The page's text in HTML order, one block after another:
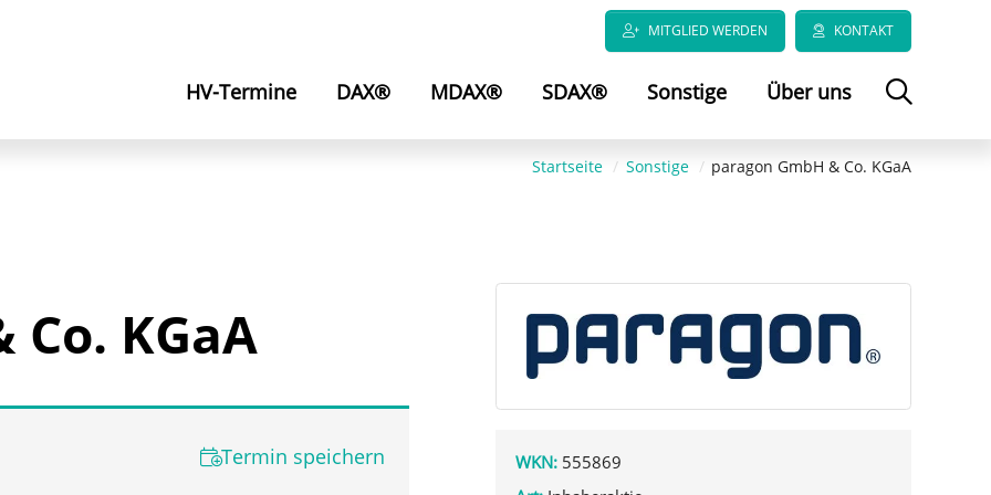
MITGLIED WERDEN KONTAKT
HV-Termine DAX® MDAX® SDAX® Sonstige Über uns
Startseite Sonstige paragon GmbH & Co. KGaA
KGaA
Termin speichern WKN: 555869